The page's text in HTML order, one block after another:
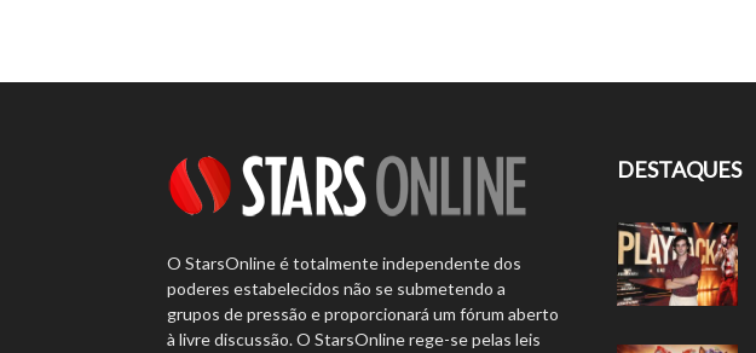
O StarsOnline é totalmente independente dos
poderes estabelecidos não se submetendo a
grupos de pressão e proporcionará um fórum aberto
à livre discussão. O StarsOnline rege-se pelas leis
DESTAQUES